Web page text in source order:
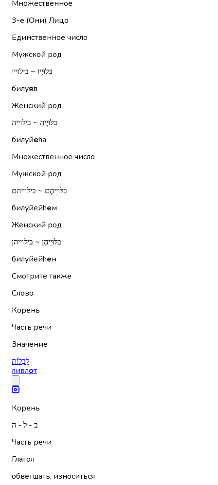
Множественное
3-е (Они) Лицо
Единственное число
Мужской род
בִּלּוּיָיו ~ בילוייו
билуяв
Женский род
בִּלּוּיֶיהָ ~ בילוייה
билуйеhа
Множественное число
Мужской род
בִּלּוּיֵיהֶם ~ בילוייהם
билуйейhем
Женский род
בִּלּוּיֵיהֶן ~ בילוייהן
билуйейhен
Смотрите также
Слово
Корень
Часть речи
Значение
לִבְלוֹת
ливлот
Корень
ב - ל - ה
Часть речи
Глагол
обветшать, износиться